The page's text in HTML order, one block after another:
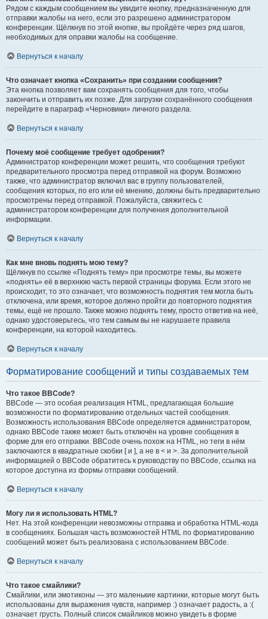
Рядом с каждым сообщением вы увидите кнопку, предназначенную для
отправки жалобы на него, если это разрешено администратором
конференции. Щёлкнув по этой кнопке, вы пройдёте через ряд шагов,
необходимых для оправки жалобы на сообщение.
Вернуться к началу
Что означает кнопка «Сохранить» при создании сообщения?
Эта кнопка позволяет вам сохранять сообщения для того, чтобы
закончить и отправить их позже. Для загрузки сохранённого сообщения
перейдите в параграф «Черновики» личного раздела.
Вернуться к началу
Почему моё сообщение требует одобрения?
Администратор конференции может решить, что сообщения требуют
предварительного просмотра перед отправкой на форум. Возможно
также, что администратор включил вас в группу пользователей,
сообщения которых, по его или её мнению, должны быть предварительно
просмотрены перед отправкой. Пожалуйста, свяжитесь с
администратором конференции для получения дополнительной
информации.
Вернуться к началу
Как мне вновь поднять мою тему?
Щёлкнув по ссылке «Поднять тему» при просмотре темы, вы можете
«поднять» её в верхнюю часть первой страницы форума. Если этого не
происходит, то это означает, что возможность поднятия тем могла быть
отключена, или время, которое должно пройти до повторного поднятия
темы, ещё не прошло. Также можно поднять тему, просто ответив на неё,
однако удостоверьтесь, что тем самым вы не нарушаете правила
конференции, на которой находитесь.
Вернуться к началу
Форматирование сообщений и типы создаваемых тем
Что такое BBCode?
BBCode — это особая реализация HTML, предлагающая большие
возможности по форматированию отдельных частей сообщения.
Возможность использования BBCode определяется администратором,
однако BBCode также может быть отключён на уровне сообщения в
форме для его отправки. BBCode очень похож на HTML, но теги в нём
заключаются в квадратные скобки [ и ], а не в < и >. За дополнительной
информацией о BBCode обратитесь к руководству по BBCode, ссылка на
которое доступна из формы отправки сообщений.
Вернуться к началу
Могу ли я использовать HTML?
Нет. На этой конференции невозможны отправка и обработка HTML-кода
в сообщениях. Большая часть возможностей HTML по форматированию
сообщений может быть реализована с использованием BBCode.
Вернуться к началу
Что такое смайлики?
Смайлики, или эмотиконы — это маленькие картинки, которые могут быть
использованы для выражения чувств, например :) означает радость, а :(
означает грусть. Полный список смайликов можно увидеть в форме